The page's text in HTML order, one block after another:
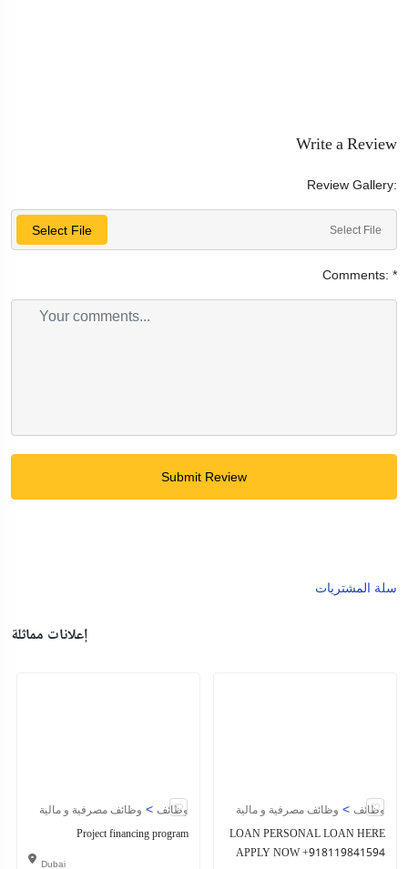
Write a Review
Review Gallery:
Select File Select File
Comments: *
Submit Review
سلة المشتريات
إعلانات مماثلة
وظائف > وظائف مصرفية و مالية
Project financing program
Dubai
وظائف > وظائف مصرفية و مالية
LOAN PERSONAL LOAN HERE
APPLY NOW +918119841594